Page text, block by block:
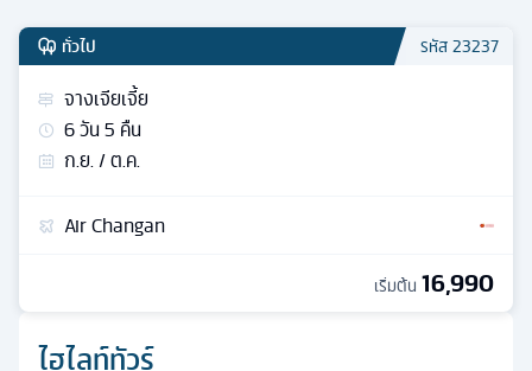
ไฮไลท์ทัวร์
ทั่วไป รหัส23237
จางเจียเจี้ย
6วัน5 คืน
ก.ย. / ต.ค.
Air Changan
เริ่มต้น 16,990